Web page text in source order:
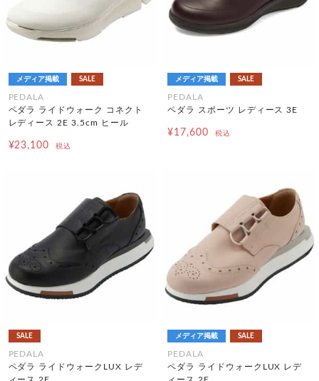
メディア掲載 SALE
PEDALA
ペダラ ライドウォーク コネクト
レディース 2E 3.5cm ヒール
¥23,100 税込
メディア掲載 SALE
PEDALA
ペダラ スポーツ レディース 3E
¥17,600 税込
SALE
PEDALA
ペダラ ライドウォークLUX レデ
ィース 2E
メディア掲載 SALE
PEDALA
ペダラ ライドウォークLUX レデ
ィース 2E